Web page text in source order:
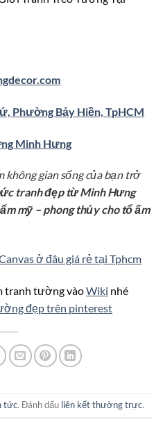
Phường Bảy Hiền, TpHCM
Minh Hưng
gian sống của bạn trở
tranh đẹp từ Minh Hưng
mỹ – phong thủy cho tổ ấm
ở đâu giá rẻ tại Tphcm
tranh tường vàoWiki nhé
đẹp trên pinterest
tức. Đánh dấu liên kết thường trực.